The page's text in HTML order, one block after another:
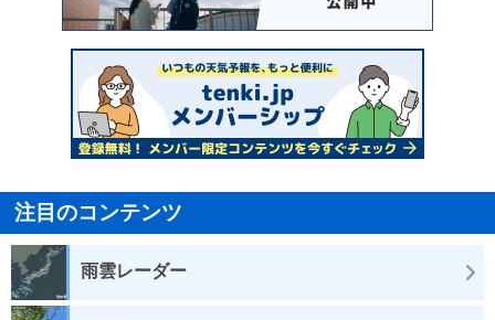
注目のコンテンツ
雨雲レーダー